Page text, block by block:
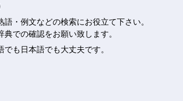
・例文などの検索にお役立て下さい。
での確認をお願い致します。
も日本語でも大丈夫です。